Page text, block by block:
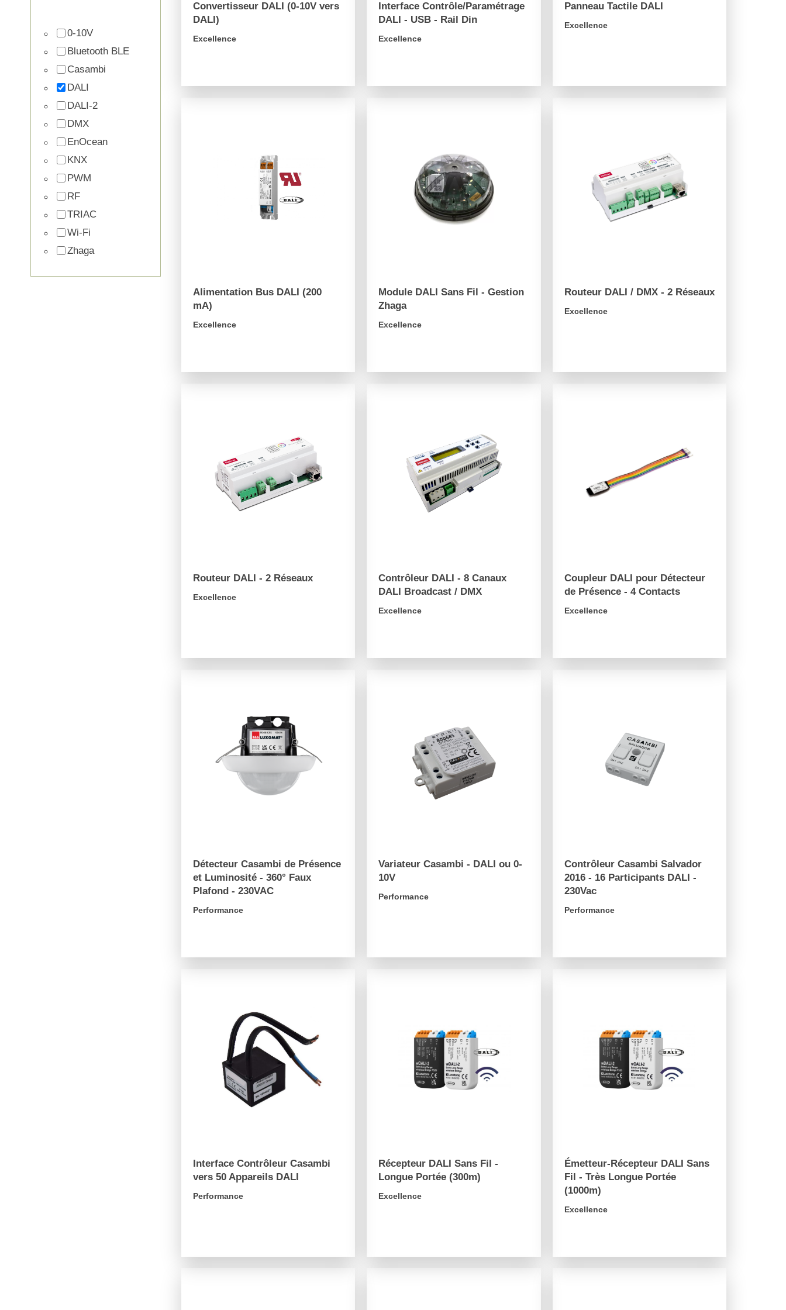
0-10V
Bluetooth BLE
Casambi
DALI
DALI-2
DMX
EnOcean
KNX
PWM
RF
TRIAC
Wi-Fi
Zhaga
Convertisseur DALI (0-10V vers
DALI)
Excellence
Interface Contrôle/Paramétrage
DALI - USB - Rail Din
Excellence
Panneau Tactile DALI
Excellence
Alimentation Bus DALI (200
mA)
Excellence
Module DALI Sans Fil - Gestion
Zhaga
Excellence
Routeur DALI / DMX - 2 Réseaux
Excellence
Routeur DALI - 2 Réseaux
Excellence
Contrôleur DALI - 8 Canaux
DALI Broadcast / DMX
Excellence
Coupleur DALI pour Détecteur
de Présence - 4 Contacts
Excellence
Détecteur Casambi de Présence
et Luminosité - 360° Faux
Plafond - 230VAC
Performance
Variateur Casambi - DALI ou 0-
10V
Performance
Contrôleur Casambi Salvador
2016 - 16 Participants DALI -
230Vac
Performance
Interface Contrôleur Casambi
vers 50 Appareils DALI
Performance
Récepteur DALI Sans Fil -
Longue Portée (300m)
Excellence
Émetteur-Récepteur DALI Sans
Fil - Très Longue Portée
(1000m)
Excellence